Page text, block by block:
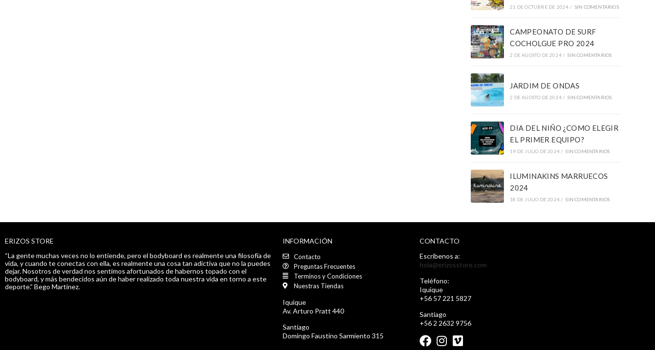
21 DE OCTUBRE DE 2024 / SIN COMENTARIOS
CAMPEONATO DE SURF
COCHOLGUE PRO 2024
2 DE AGOSTO DE 2024 / SIN COMENTARIOS
JARDIM DE ONDAS
2 DE AGOSTO DE 2024 / SIN COMENTARIOS
DIA DEL NIÑO ¿COMO ELEGIR
EL PRIMER EQUIPO?
19 DE JULIO DE 2024 / SIN COMENTARIOS
ILUMINAKINS MARRUECOS
2024
18 DE JULIO DE 2024 / SIN COMENTARIOS
ERIZOS STORE
“La gente muchas veces no lo entiende, pero el bodyboard es realmente una filosofía de
vida, y cuando te conectas con ella, es realmente una cosa tan adictiva que no la puedes
dejar. Nosotros de verdad nos sentimos afortunados de habernos topado con el
bodyboard, y más bendecidos aún de haber realizado toda nuestra vida en torno a este
deporte.” Bego Martinez.
INFORMACIÓN
Contacto
Preguntas Frecuentes
Terminos y Condiciones
Nuestras Tiendas
Iquique
Av. Arturo Pratt 440
Santiago
Domingo Faustino Sarmiento 315
CONTACTO
Escríbenos a:
hola@erizosstore.com
Teléfono:
Iquique
+56 57 221 5827
Santiago
+56 2 2632 9756